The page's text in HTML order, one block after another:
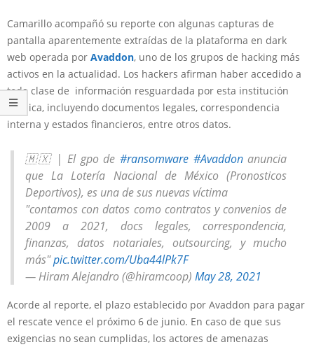
Camarillo acompañó su reporte con algunas capturas de
pantalla aparentemente extraídas de la plataforma en dark
web operada por Avaddon, uno de los grupos de hacking más
activos en la actualidad. Los hackers afirman haber accedido a
toda clase de información resguardada por esta institución
pública, incluyendo documentos legales, correspondencia
interna y estados financieros, entre otros datos.
🇲🇽 | El gpo de#ransomware #Avaddonanuncia
que La Lotería Nacional de México (Pronosticos
Deportivos), es una de sus nuevas víctima
"contamos con datos como contratos y convenios de
2009 a 2021, docs legales, correspondencia,
finanzas, datos notariales, outsourcing, y mucho
más"pic.twitter.com/Uba44lPk7F
— Hiram Alejandro (@hiramcoop) May 28, 2021
Acorde al reporte, el plazo establecido por Avaddon para pagar
el rescate vence el próximo 6 de junio. En caso de que sus
exigencias no sean cumplidas, los actores de amenazas